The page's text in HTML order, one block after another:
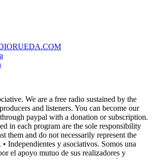
We are a free radio sustained by the
and listeners. You can become our
paypal with a donation or subscription.
in each program are the sole responsibility
them and do not necessarily represent the
Independientes y asociativos. Somos una
el apoyo mutuo de sus realizadores y